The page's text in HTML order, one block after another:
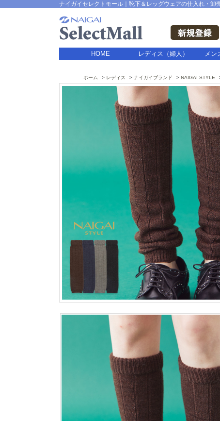
ナイガイセレクトモール｜靴下＆レッグウェアの仕入れ・卸
HOME レディス（婦人） メン
ホーム レディス ナイガイブランド NAIGAI STYLE